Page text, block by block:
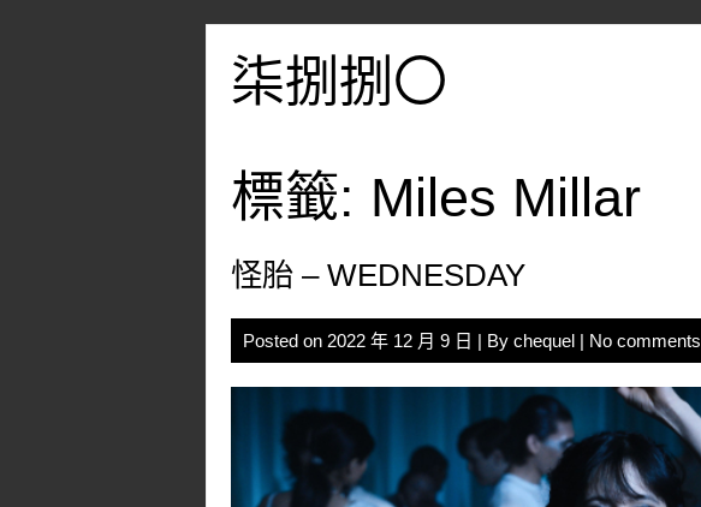
柒捌捌〇
標籤: Miles Millar
怪胎 – WEDNESDAY
Posted on 2022 年 12 月 9 日 | By chequel | No comments